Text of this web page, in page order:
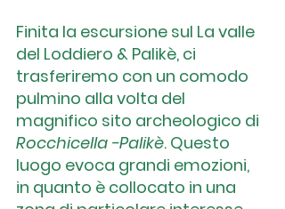
Finita la escursione sul La valle
del Loddiero & Palikè, ci
trasferiremo con un comodo
pulmino alla volta del
magnifico sito archeologico di
Rocchicella -Palikè. Questo
luogo evoca grandi emozioni,
in quanto è collocato in una